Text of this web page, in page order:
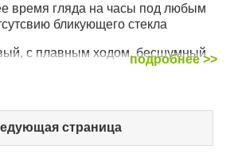
время гляда на часы под любым
бликующего стекла
с плавным ходом, бесшумный
металл
подробнее >>
страница